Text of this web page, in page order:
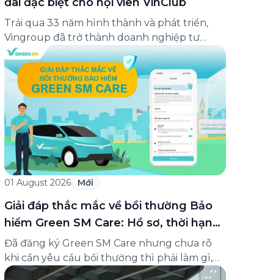
Trải qua 33 năm hình thành và phát triển,
Vingroup đã trở thành doanh nghiệp tư
nhân đa ngành lớn nhất Việt Nam, lọt Top 30
doanh nghiệp lớn nhất Đông Nam Á theo
bảng xếp hạng của Tạp chí Fortune (Mỹ).
Nhân kỷ niệm 33 năm thành lập (8/8/1993
đến 8/8/2026), Green SM trân […]
01 August 2026 Mới
Giải đáp thắc mắc về bồi thường Bảo
hiểm Green SM Care: Hồ sơ, thời hạn
và cách liên hệ hỗ trợ
Đã đăng ký Green SM Care nhưng chưa rõ
khi cần yêu cầu bồi thường thì phải làm gì,
hồ sơ ra sao, hay giấy chứng nhận bảo hiểm